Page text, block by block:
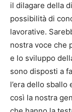
il dilagare della
possibilità di
lavorative.
nostra voce che
e lo sviluppo
sono disposti a
l’era dello
così la nostra